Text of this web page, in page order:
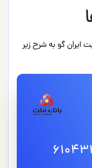
ایران گو به شرح زیر